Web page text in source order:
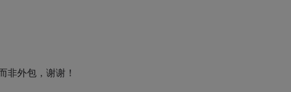
非外包，谢谢！